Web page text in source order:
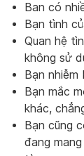
Ban có
Bạn tình
Quan hệ
không sử
Bạn nhiễm
Bạn mắc
khác,
Bạn cũng
đang